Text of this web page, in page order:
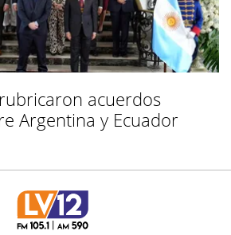
acuerdos
Argentina y Ecuador